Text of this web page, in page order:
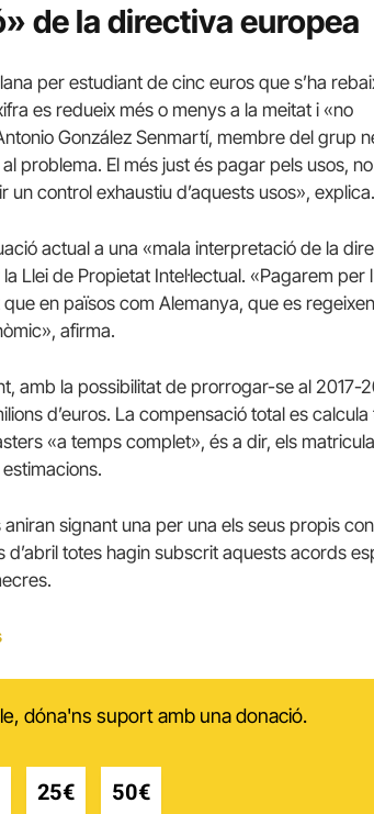
de la directiva europea
per estudiant de cinc euros que s’ha
es redueix més o menys a la meitat i «no
González Senmartí, membre del grup
problema. El més just és pagar pels usos,
control exhaustiu d’aquests usos», explica.
actual a una «mala interpretació de la
Llei de Propietat Intel·lectual. «Pagarem per
en països com Alemanya, que es
afirma.
amb la possibilitat de prorrogar-se al 2017-
d’euros. La compensació total es calcula
«a temps complet», és a dir, els
signant una per una els seus propis
d’abril totes hagin subscrit aquests acords
dóna'ns suport amb una donació.
25€ 50€